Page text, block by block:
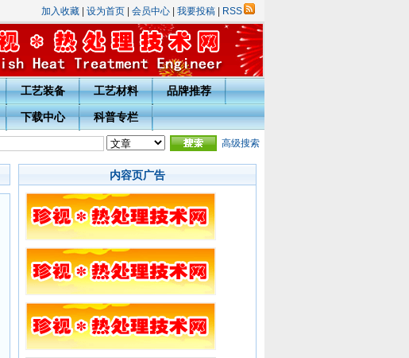
加入收藏 设为首页 会员中心 我要投稿 RSS
工艺装备 工艺材料 品牌推荐
下载中心 科普专栏
·会员用户完善注册信息通知 高级搜索
内容页广告